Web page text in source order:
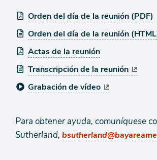
Orden del día de la reunión (PDF)
Orden del día de la reunión
Actas de la reunión
Transcripción de la reunión
Grabación de vídeo
Para obtener ayuda, comuníquese
Sutherland,